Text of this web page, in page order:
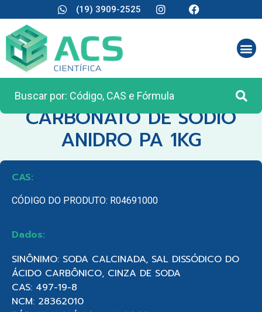
(19) 3909-2525
CATEGORIA:REAGENTES ANALÍTICOS
CARBONATO DE SODIO
ANIDRO PA 1KG
CAS:
CÓDIGO DO PRODUTO: R04691000
Dados:
SINÔNIMO: SODA CALCINADA, SAL DISSÓDICO DO
ÁCIDO CARBÔNICO, CINZA DE SODA
CAS: 497-19-8
NCM: 28362010